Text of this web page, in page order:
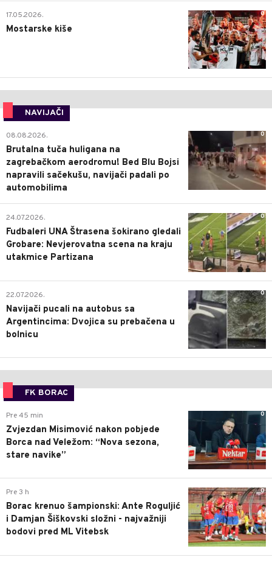
0
17.05.2026.
Mostarske kiše
NAVIJAČI
0
08.08.2026.
Brutalna tuča huligana na
zagrebačkom aerodromu! Bed Blu Bojsi
napravili sačekušu, navijači padali po
automobilima
0
24.07.2026.
Fudbaleri UNA Štrasena šokirano gledali
Grobare: Nevjerovatna scena na kraju
utakmice Partizana
0
22.07.2026.
Navijači pucali na autobus sa
Argentincima: Dvojica su prebačena u
bolnicu
FK BORAC
0
Pre 45 min
Zvjezdan Misimović nakon pobjede
Borca nad Veležom: “Nova sezona,
stare navike”
0
Pre 3 h
Borac krenuo šampionski: Ante Roguljić
i Damjan Šiškovski složni - najvažniji
bodovi pred ML Vitebsk